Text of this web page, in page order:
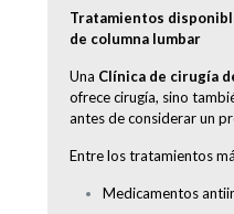
Tratamientos
de columna lumbar
Una Clínica de cirugía
ofrece cirugía, sino
antes de considerar un
Entre los tratamientos
Medicamentos